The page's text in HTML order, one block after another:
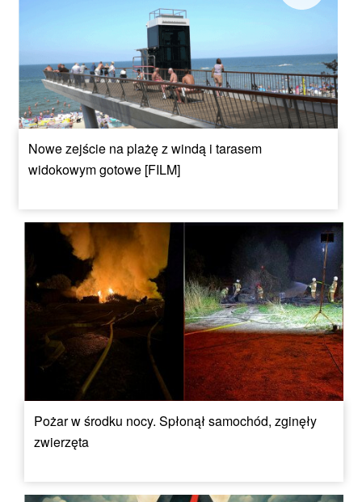
Nowe zejście na plażę z windą i tarasem
widokowym gotowe [FILM]
Pożar w środku nocy. Spłonął samochód, zginęły
zwierzęta